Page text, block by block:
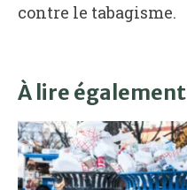
contre le tabagisme.
À lire également